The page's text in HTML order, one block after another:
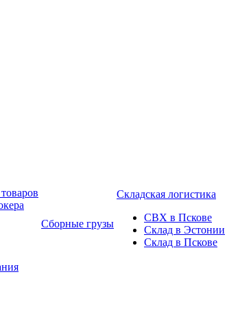
Сборные грузы
Складская логистика
СВХ в Пскове
Склад в Эстонии
Склад в Пскове